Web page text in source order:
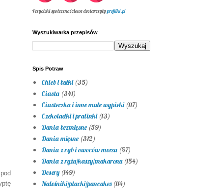
Przyciski społecznościowe dostarczyłyprofilki.pl
Wyszukiwarka przepisów
Spis Potraw
Chleb i bułki (35)
Ciasta (341)
Ciasteczka i inne małe wypieki (117)
Czekoladki i pralinki (13)
Dania bezmięsne (59)
Dania mięsne (312)
Dania z ryb i owoców morza (57)
Dania z ryżu/kaszy/makaronu (154)
Desery (149)
Naleśniki/placki/pancakes (114)